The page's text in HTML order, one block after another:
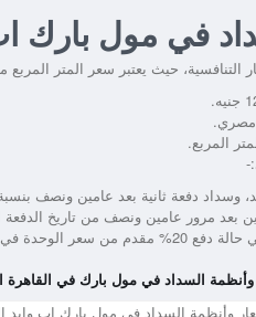
في مول بارك
وأنظمة السداد في مول بارك في القاهرة